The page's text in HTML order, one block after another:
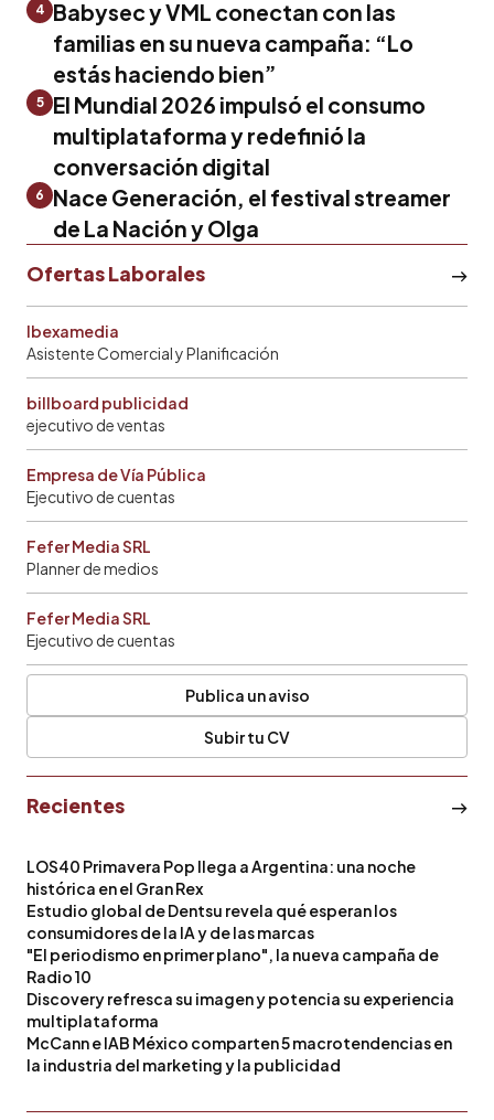
4 Babysec y VML conectan con las
familias en su nueva campaña: “Lo
estás haciendo bien”
5
El Mundial 2026 impulsó el consumo
multiplataforma y redefinió la
conversación digital
6
Nace Generación, el festival streamer
de La Nación y Olga
Ofertas Laborales
Ibexamedia
Asistente Comercial y Planificación
billboard publicidad
ejecutivo de ventas
Empresa de Vía Pública
Ejecutivo de cuentas
Fefer Media SRL
Planner de medios
Fefer Media SRL
Ejecutivo de cuentas
Publica un aviso
Subir tu CV
Recientes
LOS40 Primavera Pop llega a Argentina: una noche
histórica en el Gran Rex
Estudio global de Dentsu revela qué esperan los
consumidores de la IA y de las marcas
"El periodismo en primer plano", la nueva campaña de
Radio 10
Discovery refresca su imagen y potencia su experiencia
multiplataforma
McCann e IAB México comparten 5 macrotendencias en
la industria del marketing y la publicidad